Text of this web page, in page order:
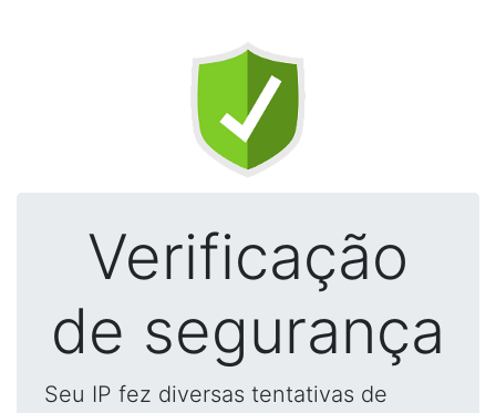
Verificação
de segurança
Seu IP fez diversas tentativas de